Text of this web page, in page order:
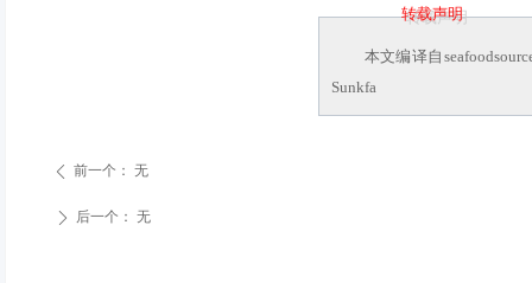
转载声明
本文编译自
Sunkfa
ꄴ 前一个： 无
ꄲ 后一个： 无